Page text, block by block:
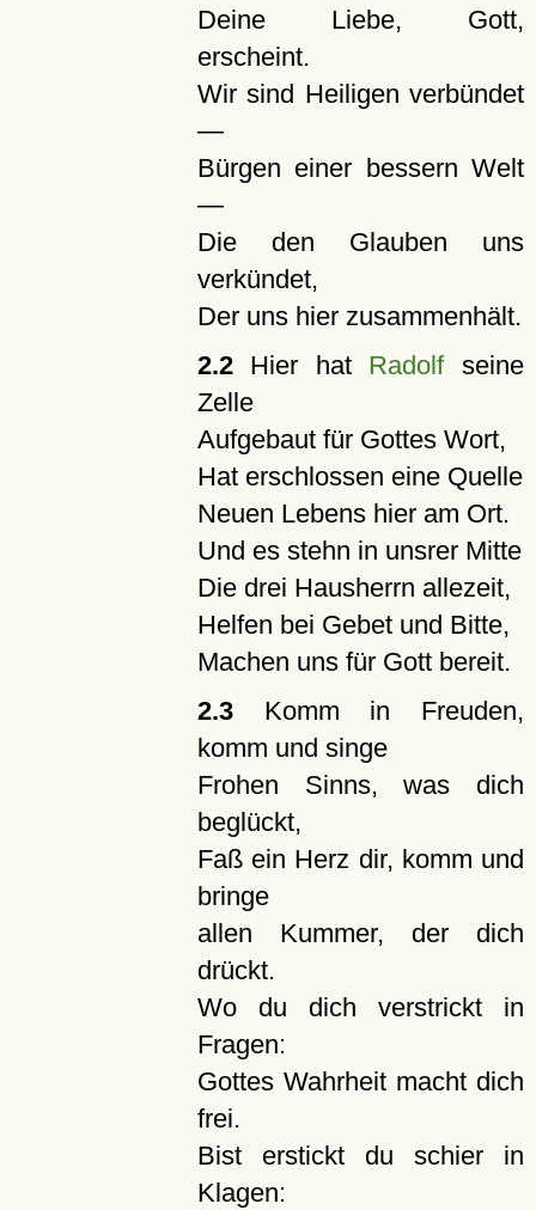
Deine Liebe, Gott,
erscheint.
Wir sind Heiligen verbündet
—
Bürgen einer bessern Welt
—
Die den Glauben uns
verkündet,
Der uns hier zusammenhält.
2.2Hier hat Radolfseine
Zelle
Aufgebaut für Gottes Wort,
Hat erschlossen eine Quelle
Neuen Lebens hier am Ort.
Und es stehn in unsrer Mitte
Die drei Hausherrn allezeit,
Helfen bei Gebet und Bitte,
Machen uns für Gott bereit.
2.3Komm in Freuden,
komm und singe
Frohen Sinns, was dich
beglückt,
Faß ein Herz dir, komm und
bringe
allen Kummer, der dich
drückt.
Wo du dich verstrickt in
Fragen:
Gottes Wahrheit macht dich
frei.
Bist erstickt du schier in
Klagen: